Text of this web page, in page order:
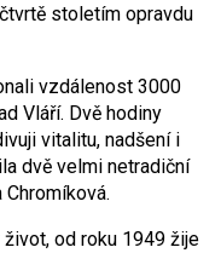
stoletím opravdu
vzdálenost 3000
Vláří. Dvě hodiny
vitalitu, nadšení i
dvě velmi netradiční
život, od roku 1949 žije